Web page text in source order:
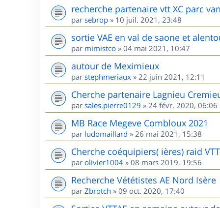
recherche partenaire vtt XC parc
par sebrop » 10 juil. 2021, 23:48
sortie VAE en val de saone et
par mimistco » 04 mai 2021, 10:47
autour de Meximieux
par stephmeriaux » 22 juin 2021, 12:11
Cherche partenaire Lagnieu
par sales.pierre0129 » 24 févr. 2020, 06:06
MB Race Megeve Combloux 2021
par ludomaillard » 26 mai 2021, 15:38
Cherche coéquipiers( ières) raid
par olivier1004 » 08 mars 2019, 19:56
Recherche Vététistes AE Nord Isère
par Zbrotch » 09 oct. 2020, 17:40